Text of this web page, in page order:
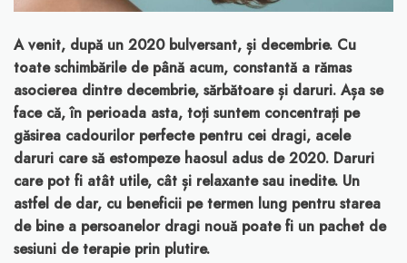
A venit, după un 2020 bulversant, și decembrie. Cu
toate schimbările de până acum, constantă a rămas
asocierea dintre decembrie, sărbătoare și daruri. Așa se
face că, în perioada asta, toți suntem concentrați pe
găsirea cadourilor perfecte pentru cei dragi, acele
daruri care să estompeze haosul adus de 2020. Daruri
care pot fi atât utile, cât și relaxante sau inedite. Un
astfel de dar, cu beneficii pe termen lung pentru starea
de bine a persoanelor dragi nouă poate fi un pachet de
sesiuni de terapie prin plutire.